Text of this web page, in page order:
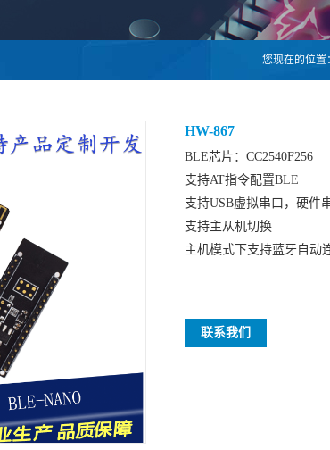
您现在的位置：
联系我们
HW-867
BLE芯片：CC2540F256
支持AT指令配置BLE
支持USB虚拟串口，硬件
支持主从机切换
主机模式下支持蓝牙自动